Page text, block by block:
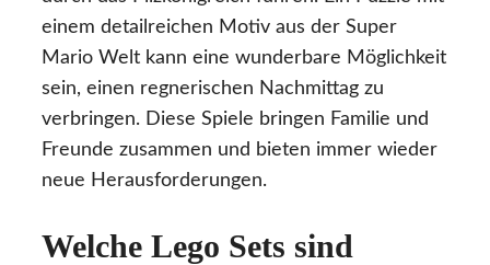
einem detailreichen Motiv aus der Super
Mario Welt kann eine wunderbare Möglichkeit
sein, einen regnerischen Nachmittag zu
verbringen. Diese Spiele bringen Familie und
Freunde zusammen und bieten immer wieder
neue Herausforderungen.
Welche Lego Sets sind